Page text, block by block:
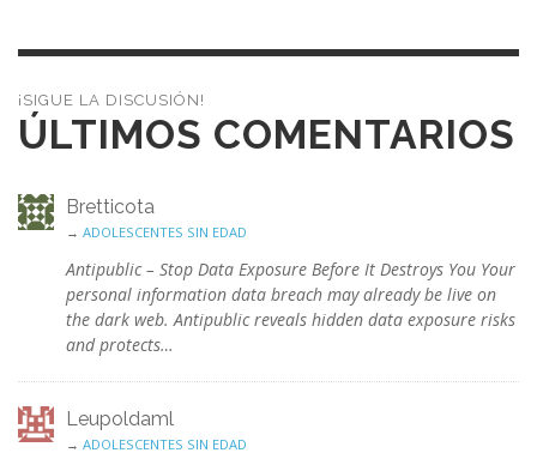
¡SIGUE LA DISCUSIÓN!
ÚLTIMOS COMENTARIOS
Bretticota
→ ADOLESCENTES SIN EDAD
Antipublic – Stop Data Exposure Before It Destroys You Your
personal information data breach may already be live on
the dark web. Antipublic reveals hidden data exposure risks
and protects…
Leupoldaml
→ ADOLESCENTES SIN EDAD